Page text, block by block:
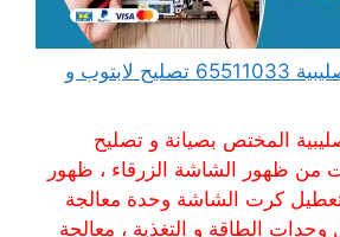
مهندس كمبيوتر الصليبية 65511033 تصليح لابتوب و
المختص بصيانة و تصليح
من ظهور الشاشة الزرقاء ، ظهور
تعطيل كرت الشاشة وحدة معالجة
الطاقة و التغذية ، معالجة